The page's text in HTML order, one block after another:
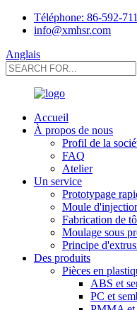
Téléphone: 86-592-
info@xmhsr.com
Anglais
Accueil
À propos de nous
Profil de la
FAQ
Atelier
Un service
Prototypage
Moule
Fabrication de
Moulage sous
Principe
Des produits
Pièces en
ABS et
PC et